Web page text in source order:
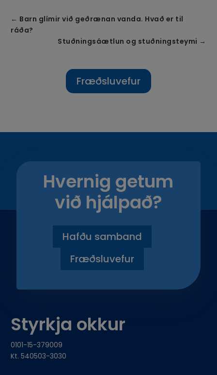
← Barn glímir við geðrænan vanda. Hvað er til
ráða?
Stuðningsáætlun og stuðningsteymi →
Fræðsluvefur
Hvernig getum
við hjálpað?
Hafðu samband
Fræðsluvefur
Styrkja okkur
0101-15-379009
Kt. 540503-3030